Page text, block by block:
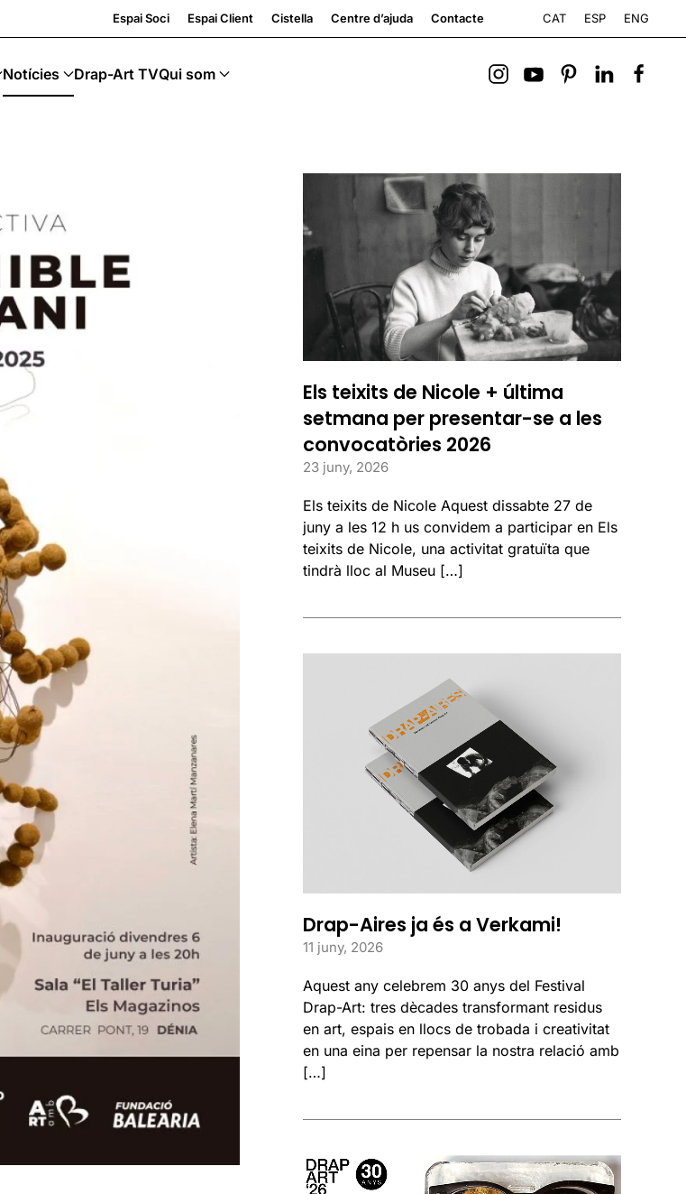
Espai Soci Espai Client Cistella Centre d’ajuda Contacte CAT ESP ENG
Notícies Drap-Art TVQui som
Els teixits de Nicole + última
setmana per presentar-se a les
convocatòries 2026
23 juny, 2026
Els teixits de Nicole Aquest dissabte 27 de
juny a les 12 h us convidem a participar en Els
teixits de Nicole, una activitat gratuïta que
tindrà lloc al Museu […]
Drap-Aires ja és a Verkami!
11 juny, 2026
Aquest any celebrem 30 anys del Festival
Drap-Art: tres dècades transformant residus
en art, espais en llocs de trobada i creativitat
en una eina per repensar la nostra relació amb
[…]